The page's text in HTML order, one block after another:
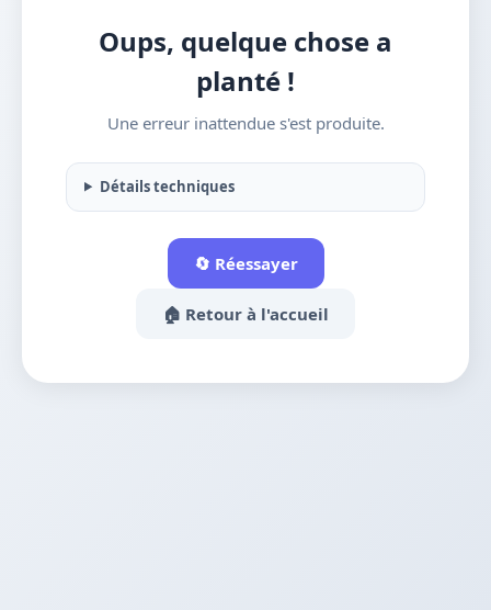
Oups, quelque chose a
planté !
Une erreur inattendue s'est produite.
Détails techniques
🔄 Réessayer
🏠 Retour à l'accueil